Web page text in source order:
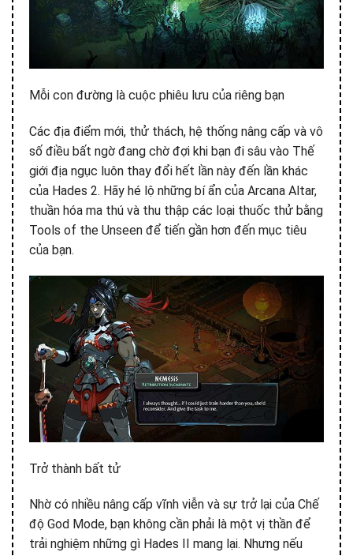
Mỗi con đường là cuộc phiêu lưu của riêng bạn
Các địa điểm mới, thử thách, hệ thống nâng cấp và vô
số điều bất ngờ đang chờ đợi khi bạn đi sâu vào Thế
giới địa ngục luôn thay đổi hết lần này đến lần khác
của Hades 2. Hãy hé lộ những bí ẩn của Arcana Altar,
thuần hóa ma thú và thu thập các loại thuốc thử bằng
Tools of the Unseen để tiến gần hơn đến mục tiêu
của bạn.
Trở thành bất tử
Nhờ có nhiều nâng cấp vĩnh viễn và sự trở lại của Chế
độ God Mode, bạn không cần phải là một vị thần để
trải nghiệm những gì Hades II mang lại. Nhưng nếu